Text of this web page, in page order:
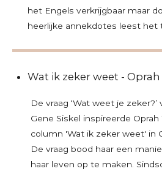
het Engels verkrijgbaar maar
heerlijke annekdotes leest het
Wat ik zeker weet -
De vraag ‘Wat weet je
Gene Siskel inspireerde
column 'Wat ik zeker weet' in
De vraag bood haar een
haar leven op te maken.